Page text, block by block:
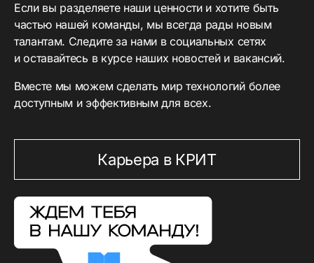
Если вы разделяете наши ценности и хотите быть
частью нашей команды, мы всегда рады новым
талантам. Следите за нами в социальных сетях
и оставайтесь в курсе наших новостей и вакансий.
Вместе мы можем сделать мир технологий более
доступным и эффективным для всех.
Карьера в КРИТ